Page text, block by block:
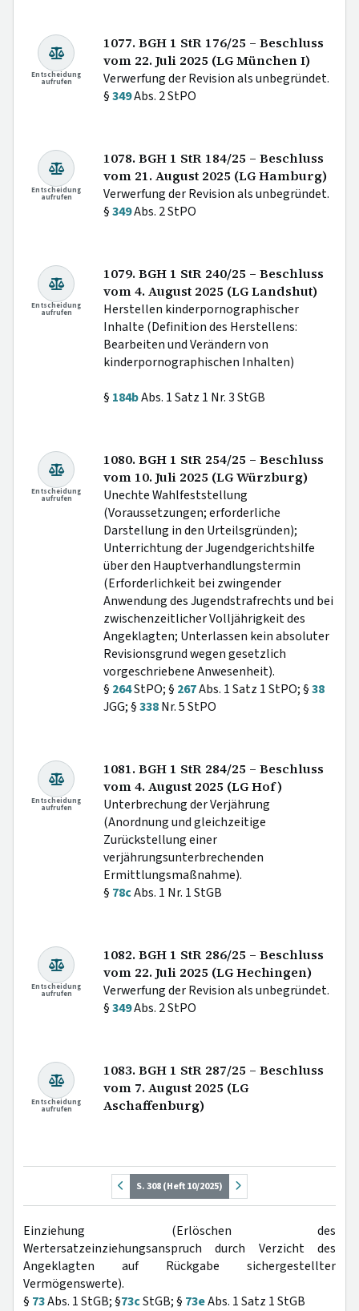
Entscheidung
aufrufen
1077. BGH 1 StR 176/25 – Beschluss
vom 22. Juli 2025 (LG München I)
Verwerfung der Revision als unbegründet.
§349Abs. 2 StPO
Entscheidung
aufrufen
1078. BGH 1 StR 184/25 – Beschluss
vom 21. August 2025 (LG Hamburg)
Verwerfung der Revision als unbegründet.
§349Abs. 2 StPO
Entscheidung
aufrufen
1079. BGH 1 StR 240/25 – Beschluss
vom 4. August 2025 (LG Landshut)
Herstellen kinderpornographischer
Inhalte (Definition des Herstellens:
Bearbeiten und Verändern von
kinderpornographischen Inhalten)
§ 184bAbs. 1 Satz 1 Nr. 3 StGB
Entscheidung
aufrufen
1080. BGH 1 StR 254/25 – Beschluss
vom 10. Juli 2025 (LG Würzburg)
Unechte Wahlfeststellung
(Voraussetzungen; erforderliche
Darstellung in den Urteilsgründen);
Unterrichtung der Jugendgerichtshilfe
über den Hauptverhandlungstermin
(Erforderlichkeit bei zwingender
Anwendung des Jugendstrafrechts und bei
zwischenzeitlicher Volljährigkeit des
Angeklagten; Unterlassen kein absoluter
Revisionsgrund wegen gesetzlich
vorgeschriebene Anwesenheit).
§ 264StPO; § 267Abs. 1 Satz 1 StPO; §38
JGG; §338Nr. 5 StPO
Entscheidung
aufrufen
1081. BGH 1 StR 284/25 – Beschluss
vom 4. August 2025 (LG Hof)
Unterbrechung der Verjährung
(Anordnung und gleichzeitige
Zurückstellung einer
verjährungsunterbrechenden
Ermittlungsmaßnahme).
§ 78cAbs. 1 Nr. 1 StGB
Entscheidung
aufrufen
1082. BGH 1 StR 286/25 – Beschluss
vom 22. Juli 2025 (LG Hechingen)
Verwerfung der Revision als unbegründet.
§349Abs. 2 StPO
Entscheidung
aufrufen
1083. BGH 1 StR 287/25 – Beschluss
vom 7. August 2025 (LG
Aschaffenburg)
S. 308 (Heft 10/2025)
Einziehung (Erlöschen des
Wertersatzeinziehungsanspruch durch Verzicht des
Angeklagten auf Rückgabe sichergestellter
Vermögenswerte).
§ 73Abs. 1 StGB; §73cStGB; § 73eAbs. 1 Satz 1 StGB